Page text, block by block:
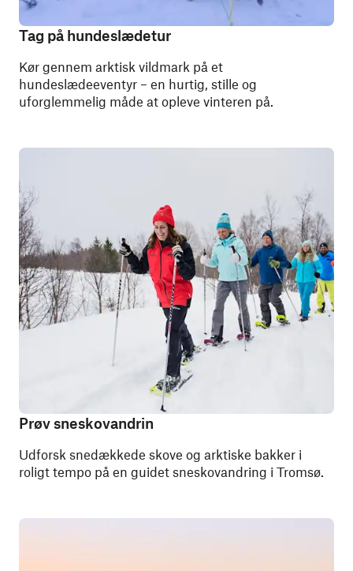
Tag på hundeslædetur
Kør gennem arktisk vildmark på et
hundeslædeeventyr – en hurtig, stille og
uforglemmelig måde at opleve vinteren på.
Prøv sneskovandrin
Udforsk snedækkede skove og arktiske bakker i
roligt tempo på en guidet sneskovandring i Tromsø.